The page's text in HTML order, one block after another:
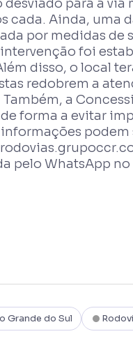
desviado para a
cada. Ainda, uma
por medidas de
foi
disso, o local
redobrem a
a
forma a evitar
podem
pelo WhatsApp no
Grande do Sul